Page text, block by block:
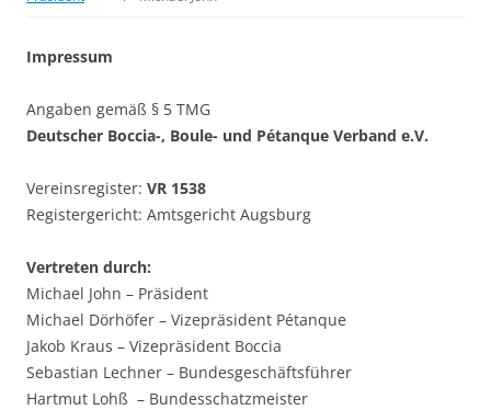
Impressum
Angaben gemäß § 5 TMG
Deutscher Boccia-, Boule- und Pétanque Verband e.V.
Vereinsregister: VR 1538
Registergericht: Amtsgericht Augsburg
Vertreten durch:
Michael John – Präsident
Michael Dörhöfer – Vizepräsident Pétanque
Jakob Kraus – Vizepräsident Boccia
Sebastian Lechner – Bundesgeschäftsführer
Hartmut Lohß – Bundesschatzmeister